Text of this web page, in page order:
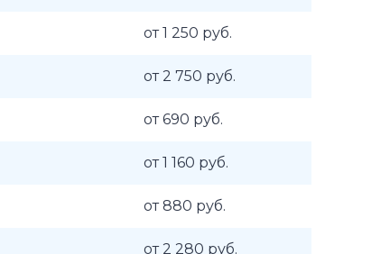
от 1 250 руб.
от 2 750 руб.
от 690 руб.
от 1 160 руб.
от 880 руб.
от 2 280 руб.